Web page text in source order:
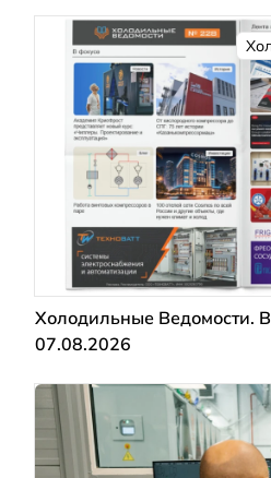
Холодильные Ведомости.
07.08.2026